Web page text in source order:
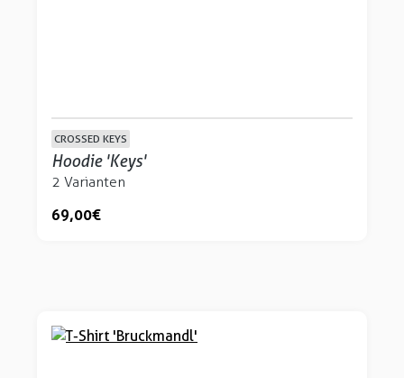
CROSSED KEYS
Hoodie 'Keys'
2 Varianten
69,00 €